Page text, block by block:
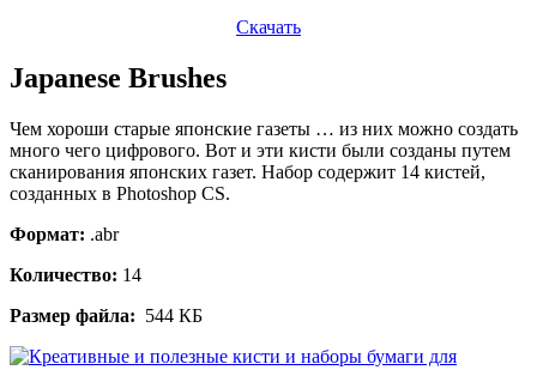
Скачать
Japanese Brushes
Чем хороши старые японские газеты … из них можно создать
много чего цифрового. Вот и эти кисти были созданы путем
сканирования японских газет. Набор содержит 14 кистей,
созданных в Photoshop CS.
Формат: .abr
Количество: 14
Размер файла: 544 КБ